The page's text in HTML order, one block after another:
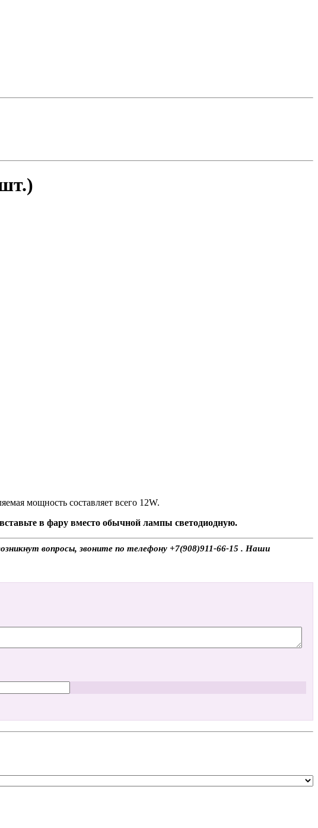
мощность составляет всего 12W.
в фару вместо обычной лампы светодиодную.
вопросы, звоните по телефону +7(908)911-66-15 . Наши